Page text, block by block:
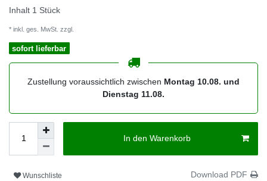
Inhalt 1 Stück
* inkl. ges. MwSt. zzgl.
sofort lieferbar
Zustellung voraussichtlich zwischen Montag 10.08. und
Dienstag 11.08.
In den Warenkorb
Wunschliste Download PDF